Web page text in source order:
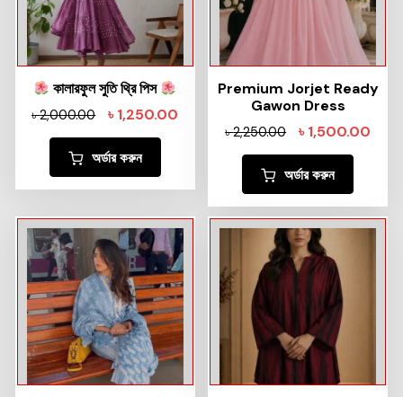
কালারফুল সুতি থ্রি পিস
৳2,000.00 ৳1,250.00
অর্ডার করুন
Premium Jorjet Ready
Gawon Dress
৳2,250.00 ৳1,500.00
অর্ডার করুন